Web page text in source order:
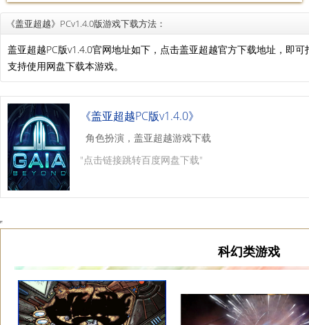
《盖亚超越》PCv1.4.0版游戏下载方法：
盖亚超越PC版v1.4.0官网地址如下，点击盖亚超越官方下载地址，即
支持使用网盘下载本游戏。
《盖亚超越PC版v1.4.0》
角色扮演，盖亚超越游戏下载
"点击链接跳转百度网盘下载"
科幻类游戏